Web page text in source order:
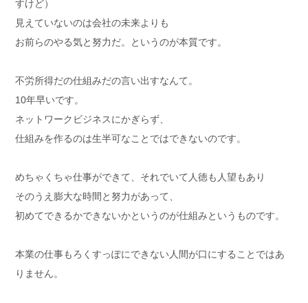
すけど）
見えていないのは会社の未来よりも
お前らのやる気と努力だ。というのが本質です。
不労所得だの仕組みだの言い出すなんて。
10年早いです。
ネットワークビジネスにかぎらず、
仕組みを作るのは生半可なことではできないのです。
めちゃくちゃ仕事ができて、それでいて人徳も人望もあり
そのうえ膨大な時間と努力があって、
初めてできるかできないかというのが仕組みというものです。
本業の仕事もろくすっぽにできない人間が口にすることではあ
りません。